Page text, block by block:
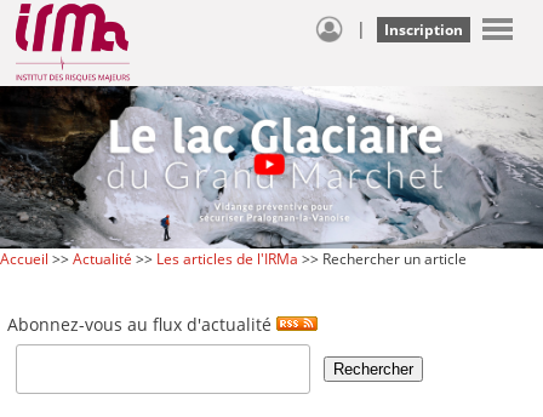
| Inscription
Accueil >>Actualité >> Les articles de l'IRMa >> Rechercher un article
Abonnez-vous au flux d'actualité